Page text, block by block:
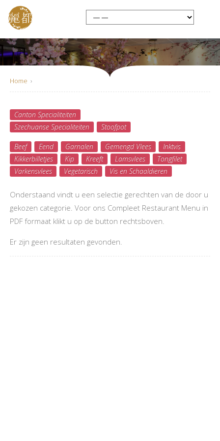
Home ›
Canton Specialiteiten
Szechuanse Specialiteiten
Stoofpot
Beef Eend Garnalen Gemengd Vlees
Inktvis
Kikkerbilletjes
Kip Kreeft Lamsvlees
Tongfilet
Varkensvlees
Vegetarisch Vis en Schaaldieren
Onderstaand vindt u een selectie gerechten van de door u
gekozen categorie. Voor ons Compleet Restaurant Menu in
PDF formaat klikt u op de button rechtsboven.
Er zijn geen resultaten gevonden.